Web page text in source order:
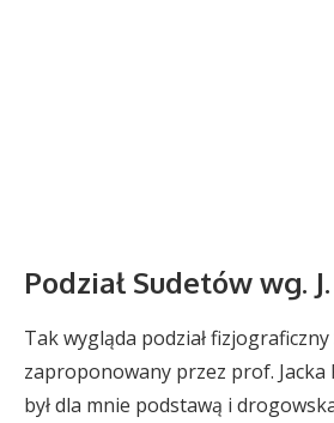
Podział Sudetów wg.
Tak wygląda podział
zaproponowany przez prof.
był dla mnie podstawą i